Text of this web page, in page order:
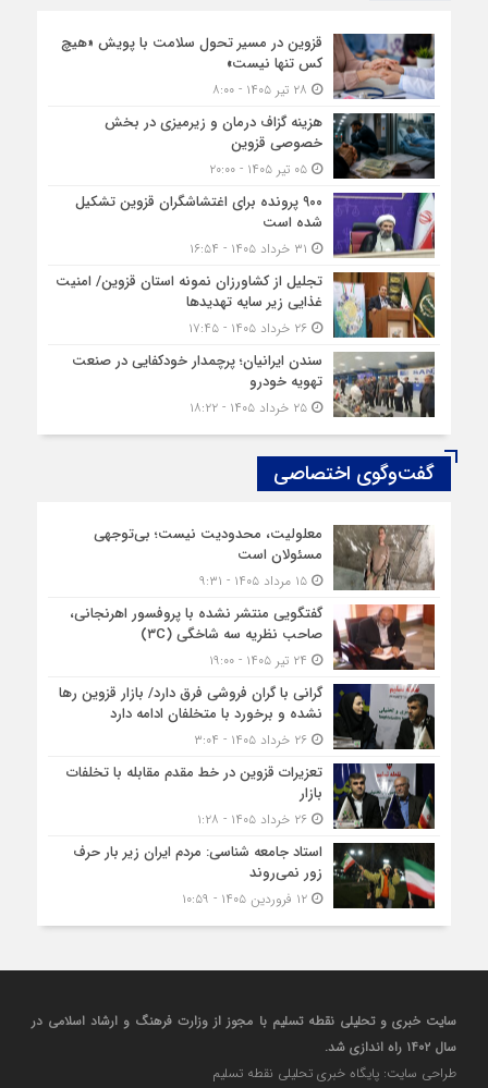
قزوین در مسیر تحول سلامت با پویش «هیچ‌
کس تنها نیست»
هزینه‌ گزاف درمان و زیرمیزی در بخش
خصوصی قزوین
۰۵ تیر ۱۴۰۵ - ۲۰:۰۰
۹۰۰ پرونده برای اغتشاشگران قزوین تشکیل
شده است
تجلیل از کشاورزان نمونه استان قزوین/ امنیت
غذایی زیر سایه تهدیدها
۲۶ خرداد ۱۴۰۵ - ۱۷:۴۵
سندن ایرانیان؛ پرچمدار خودکفایی در صنعت
تهویه خودرو
۲۵ خرداد ۱۴۰۵ - ۱۸:۲۲
گفت‌وگوی اختصاصی
معلولیت، محدودیت نیست؛ بی‌توجهی
مسئولان است
۱۵ مرداد ۱۴۰۵ - ۹:۳۱
گفتگویی منتشر نشده با پروفسور اهرنجانی،
صاحب نظریه سه‌ شاخگی (۳C)
گرانی با گران‌ فروشی فرق دارد/ بازار قزوین رها
نشده و برخورد با متخلفان ادامه دارد
۲۶ خرداد ۱۴۰۵ - ۳:۰۴
تعزیرات قزوین در خط مقدم مقابله با تخلفات
بازار
۲۶ خرداد ۱۴۰۵ - ۱:۲۸
استاد جامعه شناسی: مردم ایران زیر بار حرف
زور نمی‌روند
۱۲ فروردین ۱۴۰۵ - ۱۰:۵۹
سایت خبری و تحلیلی نقطه تسلیم با مجوز از وزارت فرهنگ و ارشاد اسلامی در
سال ۱۴۰۲ راه اندازی شد.
طراحی سایت: پایگاه خبری تحلیلی نقطه تسلیم